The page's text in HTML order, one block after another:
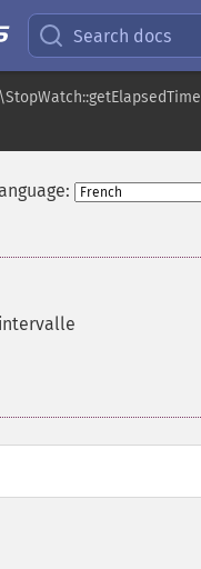
Search docs